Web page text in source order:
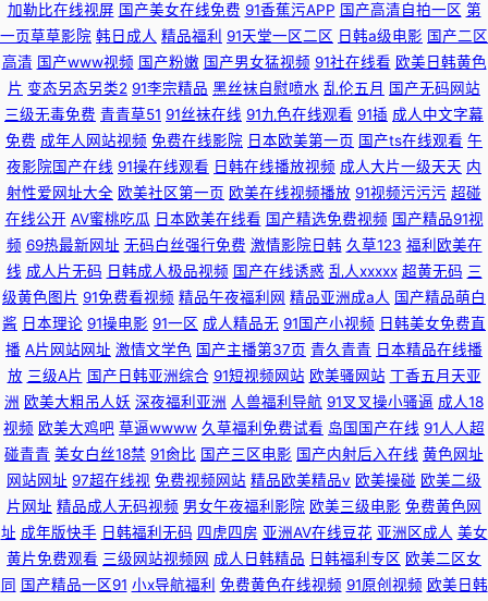
加勒比在线视屏 国产美女在线免费 91香蕉污APP 国产高清自拍一区 第
一页草草影院 韩日成人 精品福利 91天堂一区二区 日韩a级电影 国产二区
高清 国产www视频 国产粉嫩 国产男女猛视频 91社在线看 欧美日韩黄色
片 变态另态另类2 91李宗精品 黑丝袜自慰喷水 乱伦五月
国产无码网站
三级无毒免费 青青草51 91丝袜在线 91九色在线观看 91插 成人中文字幕
免费 成年人网站视频 免费在线影院 日本欧美第一页 国产ts在线观看 午
夜影院国产在线 91操在线观看 日韩在线播放视频 成人大片一级天天 内
射性爱网址大全 欧美社区第一页 欧美在线视频播放 91视频污污污 超碰
在线公开 AV蜜桃吃瓜 日本欧美在线看 国产精选免费视频 国产精品91视
频 69热最新网址 无码白丝强行免费 激情影院日韩 久草123 福利欧美在
线 成人片无码 日韩成人极品视频 国产在线诱惑 乱人xxxxx 超黄无码 三
级黄色图片 91免费看视频 精品午夜福利网 精品亚洲成a人 国产精品萌白
酱 日本理论 91操电影 91一区 成人精品无 91国产小视频 日韩美女免费直
播 A片网站网址 激情文学色 国产主播第37页 青久青青 日本精品在线播
放 三级A片 国产日韩亚洲综合 91短视频网站 欧美骚网站 丁香五月天亚
洲 欧美大粗吊人妖 深夜福利亚洲 人兽福利导航 91叉叉操小骚逼 成人18
视频 欧美大鸡吧 草逼wwww 久草福利免费试看 岛国国产在线 91人人超
碰青青 美女白丝18禁 91肏比 国产三区电影 国产内射后入在线 黄色网址
网站网址 97超在线视 免费视频网站 精品欧美精品v 欧美操碰 欧美二级
片网址 精品成人无码视频 男女午夜福利影院 欧美三级电影 免费黄色网
址 成年版快手 日韩福利无码 四虎四房 亚洲AV在线豆花 亚洲区成人 美女
黄片免费观看 三级网站视频网 成人日韩精品 日韩福利专区 欧美二区女
同 国产精品一区91 小x导航福利 免费黄色在线视频 91原创视频 欧美日韩